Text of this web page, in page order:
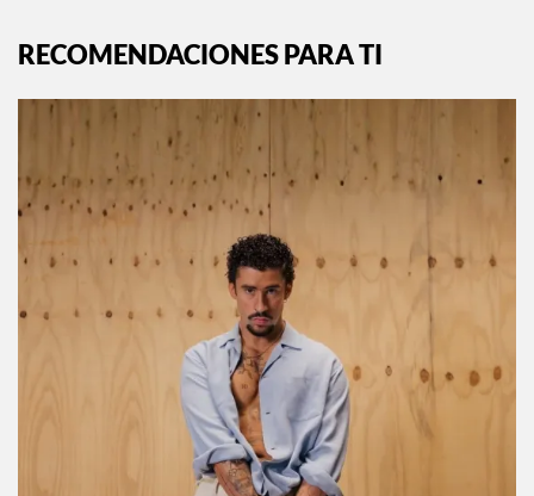
RECOMENDACIONES PARA TI